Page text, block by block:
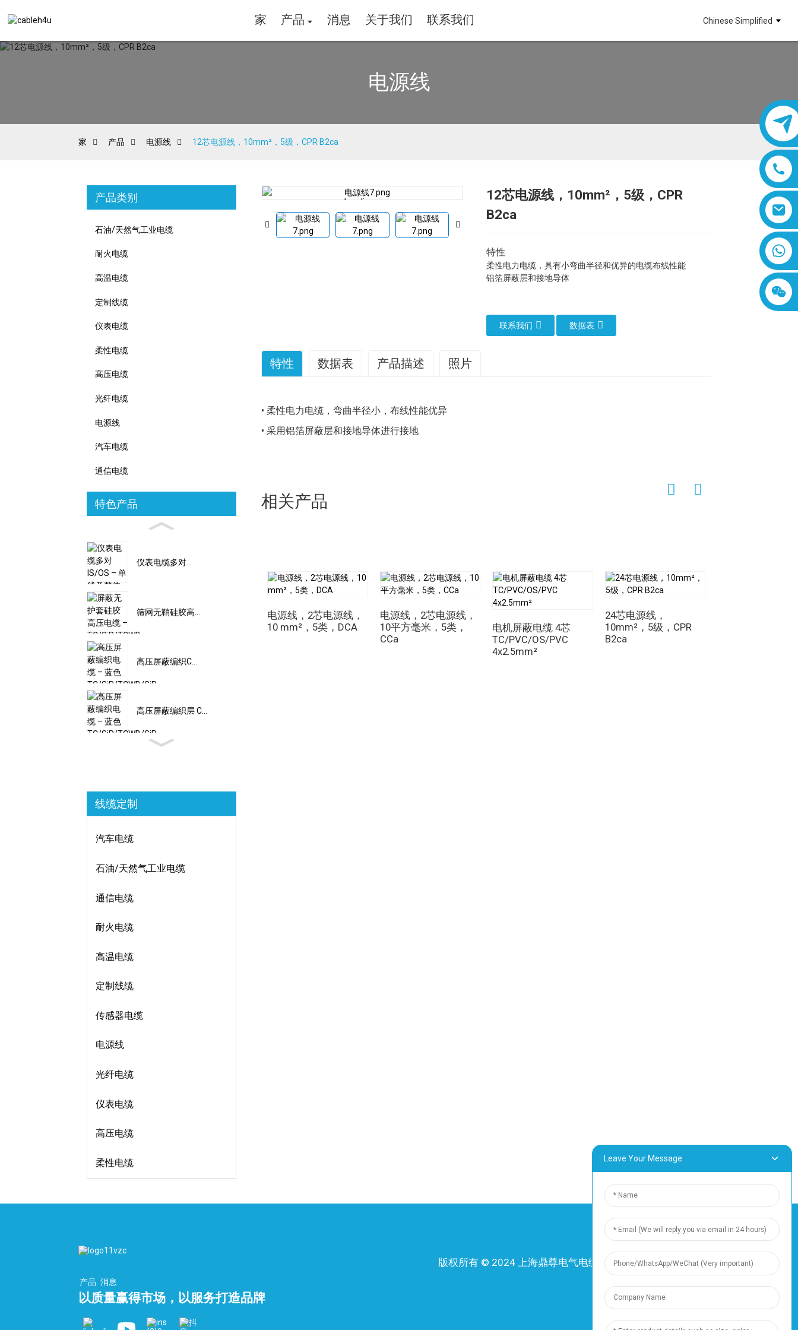
家 产品 消息 关于我们 联系我们 Chinese Simplified
电源线
家 产品 电源线 12芯电源线，10mm²，5级，CPR B2ca
产品类别
石油/天然气工业电缆
耐火电缆
高温电缆
定制线缆
仪表电缆
柔性电缆
高压电缆
光纤电缆
电源线
汽车电缆
通信电缆
特色产品
仪表电缆多对...
筛网无鞘硅胶高...
高压屏蔽编织C...
高压屏蔽编织层 C...
线缆定制
汽车电缆
石油/天然气工业电缆
通信电缆
耐火电缆
高温电缆
定制线缆
传感器电缆
电源线
光纤电缆
仪表电缆
高压电缆
柔性电缆
Loading...
Loading... Loading...
Loading... Loading...
Loading...
12芯电源线，10mm²，5级，CPR
B2ca
特性
柔性电力电缆，具有小弯曲半径和优异的电缆布线性能
铝箔屏蔽层和接地导体
联系我们 数据表
特性 数据表 产品描述 照片
• 柔性电力电缆，弯曲半径小，布线性能优异
• 采用铝箔屏蔽层和接地导体进行接地
设备和装置。这些电缆的设计允许在单个护套内容纳多个线芯或导体，从而实现电力和信号的同步传输。在
他线芯绝缘，从而允许电流独立传输。这种设计不仅最大限度地提高了电缆的承载能力，而且最大限度地降
低了不同线芯之间的干扰风险，确保了可靠稳定的电力传输。
靠性的前提下有效传输电力。
其中一项关键优势是多芯电源线
这些电缆的优势在于其多功能性和对各种应用场景的适应性。无论用于工
业机械、建筑工地还是住宅楼宇，这些电缆都能满足不同系统多样化的电力和信号传输需求。它们能够在单
层护套内承载多根线芯，减少了对多根独立电缆的需求，简化了安装和维护流程，同时优化了空间利用率。
相关产品
电源线，2芯电源线，
10 mm²，5类，DCA
电源线，2芯电源线，
10平方毫米，5类，
CCa
电机屏蔽电缆 4芯
TC/PVC/OS/PVC
4x2.5mm²
24芯电源线，
10mm²，5级，CPR
B2ca
产品 消息
以质量赢得市场，以服务打造品牌
版权所有 © 2024 上海鼎尊电气电缆有限公司。保留所有权利。
-网站地图- 资源
资源
Leave Your Message